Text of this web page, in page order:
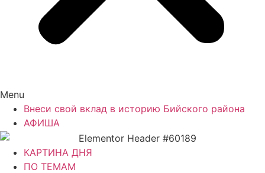
Menu
Внеси свой вклад в историю Бийского района
АФИША
КАРТИНА ДНЯ
ПО ТЕМАМ